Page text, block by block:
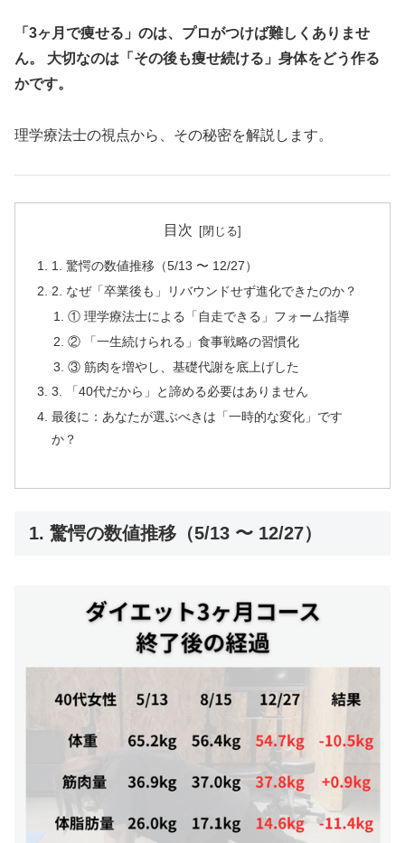
「3ヶ月で痩せる」のは、プロがつけば難しくありませ
ん。 大切なのは「その後も痩せ続ける」身体をどう作る
かです。
理学療法士の視点から、その秘密を解説します。
目次
1. 驚愕の数値推移（5/13 〜 12/27）
2. なぜ「卒業後も」リバウンドせず進化できたのか？
① 理学療法士による「自走できる」フォーム指導
② 「一生続けられる」食事戦略の習慣化
③ 筋肉を増やし、基礎代謝を底上げした
3. 「40代だから」と諦める必要はありません
最後に：あなたが選ぶべきは「一時的な変化」です
か？
1. 驚愕の数値推移（5/13 〜 12/27）